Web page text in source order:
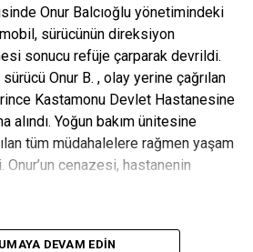
Onur Balcıoğlu yönetimindeki
sürücünün direksiyon
sonucu refüje çarparak devrildi.
Onur B. , olay yerine çağrılan
Kastamonu Devlet Hastanesine
alındı. Yoğun bakım ünitesine
tüm müdahalelere rağmen yaşam
cenazesi, hastanenin
DEVAM EDIN